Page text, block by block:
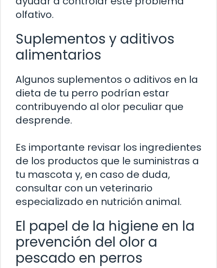
olfativo.
Suplementos y aditivos
alimentarios
Algunos suplementos o aditivos en la
dieta de tu perro podrían estar
contribuyendo al olor peculiar que
desprende.
Es importante revisar los ingredientes
de los productos que le suministras a
tu mascota y, en caso de duda,
consultar con un veterinario
especializado en nutrición animal.
El papel de la higiene en la
prevención del olor a
pescado en perros